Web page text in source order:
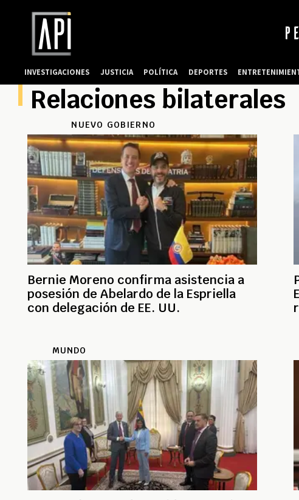
Relaciones bilaterales
NUEVO GOBIERNO
Bernie Moreno confirma asistencia a
posesión de Abelardo de la Espriella
con delegación de EE. UU.
MUNDO
INVESTIGACIONES JUSTICIA POLÍTICA DEPORTES